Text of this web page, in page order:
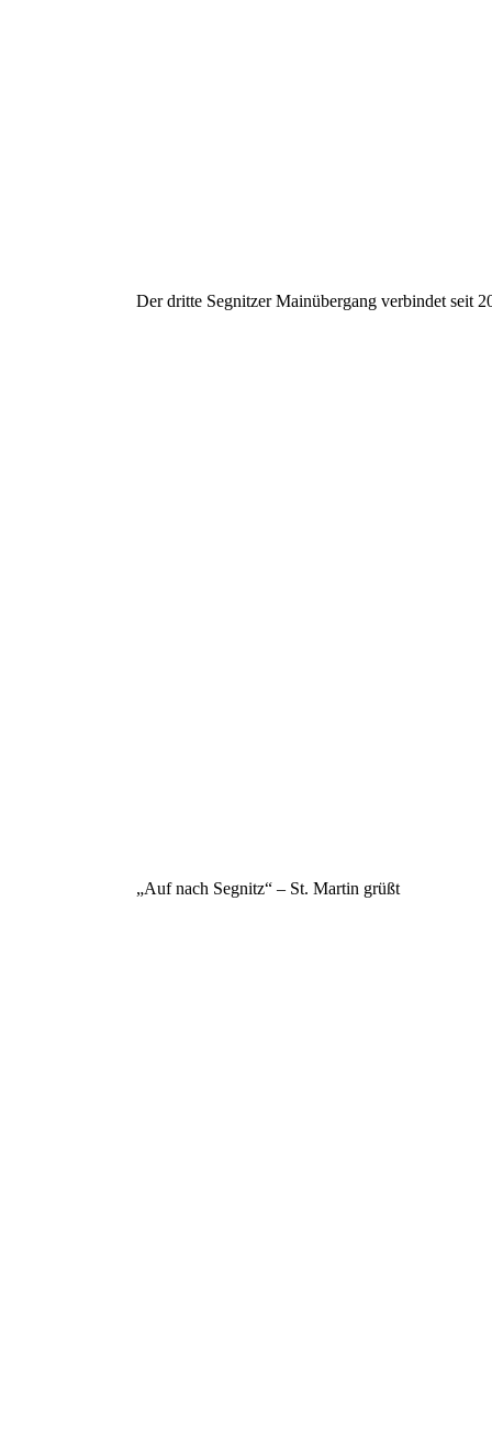
Der dritte Segnitzer Mainübergang verbindet seit
„Auf nach Segnitz“ – St. Martin grüßt